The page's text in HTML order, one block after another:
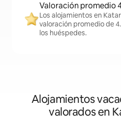
Valoración promedio
Los alojamientos en
valoración promedio de
los huéspedes.
Alojamientos
valorados en